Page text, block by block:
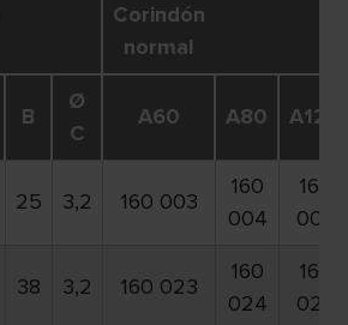
Corindón
normal
B
Ø
C
A60 A80 A120
25 3,2 160 003
160
004
160
006
38 3,2 160 023
160
024
160
026